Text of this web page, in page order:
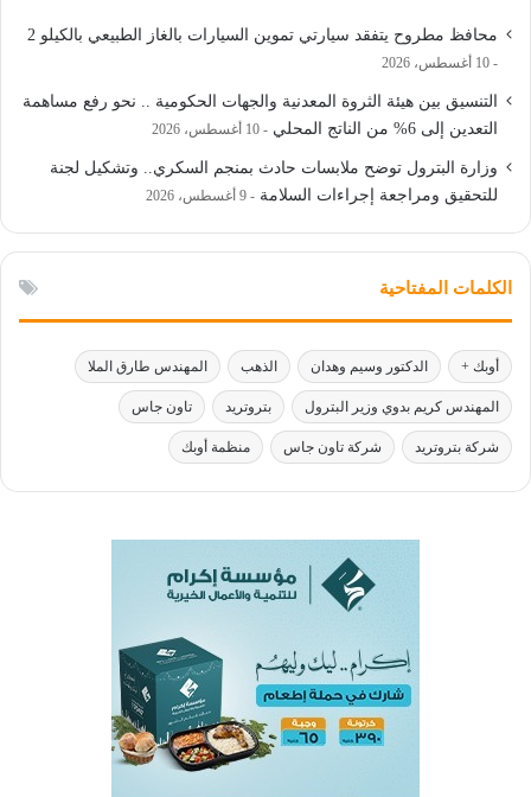
محافظ مطروح يتفقد سيارتي تموين السيارات بالغاز الطبيعي بالكيلو 2
10 أغسطس، 2026
التنسيق بين هيئة الثروة المعدنية والجهات الحكومية .. نحو رفع مساهمة
التعدين إلى 6% من الناتج المحلي
10 أغسطس، 2026
وزارة البترول توضح ملابسات حادث بمنجم السكري.. وتشكيل لجنة
للتحقيق ومراجعة إجراءات السلامة
9 أغسطس، 2026
الكلمات المفتاحية
أوبك + الدكتور وسيم وهدان الذهب المهندس طارق الملا
المهندس كريم بدوي وزير البترول بتروتريد تاون جاس
شركة بتروتريد شركة تاون جاس منظمة أوبك